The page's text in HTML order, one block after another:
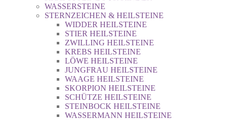
WASSERSTEINE
STERNZEICHEN & HEILSTEINE
WIDDER HEILSTEINE
STIER HEILSTEINE
ZWILLING HEILSTEINE
KREBS HEILSTEINE
LÖWE HEILSTEINE
JUNGFRAU HEILSTEINE
WAAGE HEILSTEINE
SKORPION HEILSTEINE
SCHÜTZE HEILSTEINE
STEINBOCK HEILSTEINE
WASSERMANN HEILSTEINE